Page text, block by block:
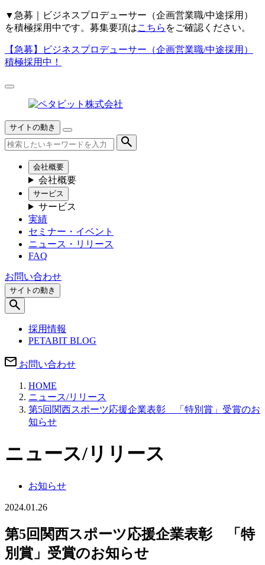
▼ 急募｜ビジネスプロデューサー（企画営業職/中途採用）
を積極採用中です。募集要項はこちら をご確認ください。
【急募】
ビジネスプロデューサー（企画営業職/中途採用）
積極採用中！
サイトの動き
会社概要
会社概要
サービス
サービス
実績
セミナー・イベント
ニュース・リリース
FAQ
お問い合わせ
サイトの動き
採用情報
PETABIT BLOG
お問い合わせ
HOME
ニュース/リリース
第5回関西スポーツ応援企業表彰 「特別賞」受賞のお
知らせ
ニュース/リリース
お知らせ
2024.01.26
第5回関西スポーツ応援企業表彰 「特
別賞」受賞のお知らせ